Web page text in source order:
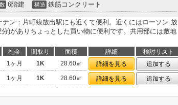
6階建 構造 鉄筋コンクリート
テン：片町線放出駅にも近くて便利。近くにはローソン 放
)がありちょっとした買い物に便利です。共用部には敷地
礼金 間取り 面積 詳細
検討リスト
1ヶ月 1K 28.60㎡ 詳細を見る
追加する
1ヶ月 1K 28.60㎡ 詳細を見る 追加する